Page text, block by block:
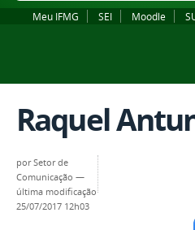
Meu IFMG SEI Moodle
Raquel
porSetor de
Comunicação —
última modificação
25/07/2017 12h03